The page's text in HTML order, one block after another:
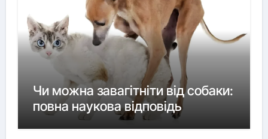
Чи можна завагітніти від собаки:
повна наукова відповідь